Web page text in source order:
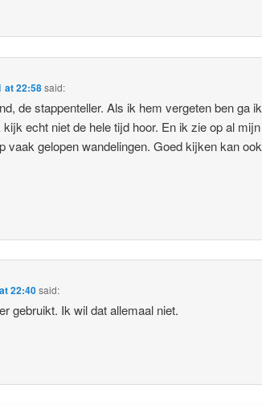
at 22:58said:
de stappenteller. Als ik hem vergeten ben ga
echt niet de hele tijd hoor. En ik zie op al mijn
vaak gelopen wandelingen. Goed kijken kan
22:40said:
gebruikt. Ik wil dat allemaal niet.